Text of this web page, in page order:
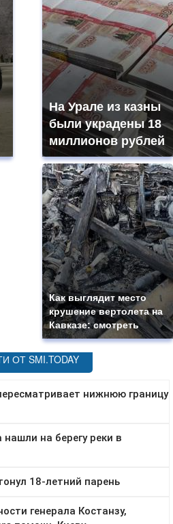
На Урале из казны
были украдены 18
миллионов рублей
Как выглядит место
крушение вертолета на
Кавказе: смотреть